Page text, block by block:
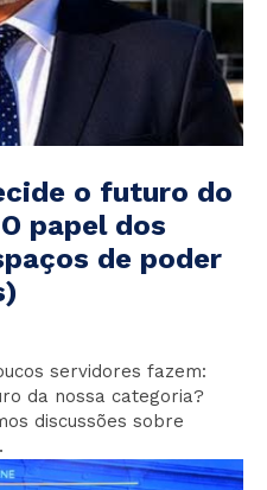
o futuro do
papel dos
de poder
servidores fazem:
da nossa categoria?
discussões sobre